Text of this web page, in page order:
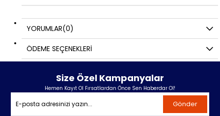
YORUMLAR(0)
ÖDEME SEÇENEKLERI
Size Özel Kampanyalar
Hemen Kayıt Ol Fırsatlardan Önce Sen Haberdar Ol!
Gönder